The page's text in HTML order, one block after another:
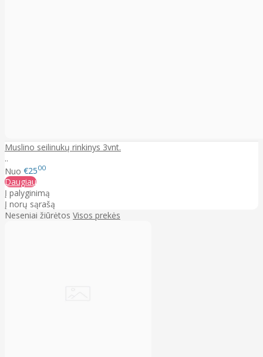
Muslino seilinukų rinkinys 3vnt.
..
Nuo €2500
Daugiau
Į palyginimą
Į norų sąrašą
Neseniai žiūrėtos Visos prekės